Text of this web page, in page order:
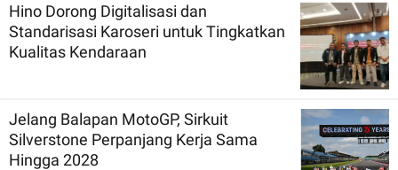
Hino Dorong Digitalisasi dan
Standarisasi Karoseri untuk Tingkatkan
Kualitas Kendaraan
Jelang Balapan MotoGP, Sirkuit
Silverstone Perpanjang Kerja Sama
Hingga 2028